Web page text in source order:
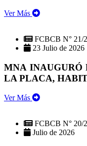
Ver Más
FCBCB N° 21/
23 Julio de 2026
MNA INAUGURÓ
LA PLACA,
Ver Más
FCBCB N° 20/
Julio de 2026